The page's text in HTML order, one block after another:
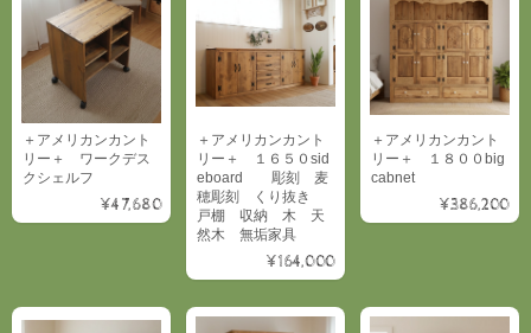
＋アメリカンカント
リー＋ ワークデス
クシェルフ
¥47,680
＋アメリカンカント
リー＋ １６５０sid
eboard 彫刻 麦
穂彫刻 くり抜き
戸棚 収納 木 天
然木 無垢家具
¥164,000
＋アメリカンカント
リー＋ １８００big
cabnet
¥386,200